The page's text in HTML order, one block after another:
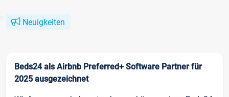
Neuigkeiten
Beds24 als Airbnb Preferred+ Software Partner für
2025 ausgezeichnet